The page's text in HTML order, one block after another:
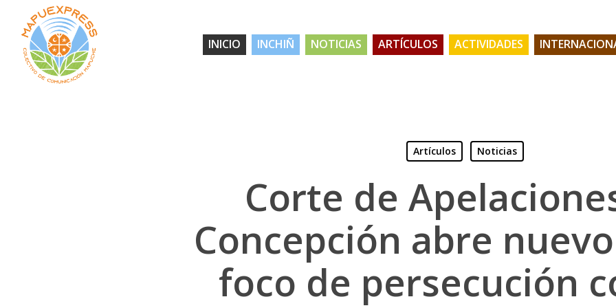
main
content
INICIO INCHIÑ NOTICIAS ARTÍCULOS ACTIVIDADES
Artículos Noticias
Corte de
Concepción abre
foco de persecución